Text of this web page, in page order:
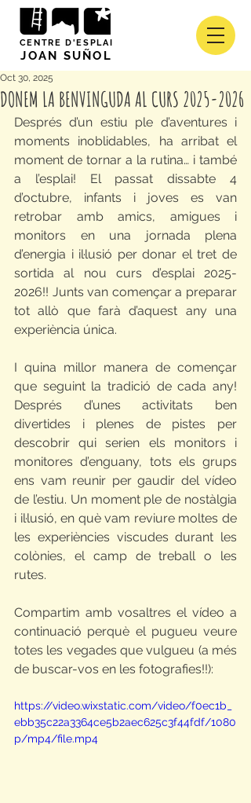
CENTRE D'ESPLAI
JOAN SUÑOL
DONEM LA BENVINGUDA AL CURS 2025-2026
Oct 30, 2025
Després d’un estiu ple d’aventures i
moments inoblidables, ha arribat el
moment de tornar a la rutina… i també
a l’esplai! El passat dissabte 4
d’octubre, infants i joves es van
retrobar amb amics, amigues i
monitors en una jornada plena
d’energia i il·lusió per donar el tret de
sortida al nou curs d’esplai 2025-
2026!! Junts van començar a preparar
tot allò que farà d’aquest any una
experiència única.
I quina millor manera de començar
que seguint la tradició de cada any!
Després d’unes activitats ben
divertides i plenes de pistes per
descobrir qui serien els monitors i
monitores d’enguany, tots els grups
ens vam reunir per gaudir del vídeo
de l’estiu. Un moment ple de nostàlgia
i il·lusió, en què vam reviure moltes de
les experiències viscudes durant les
colònies, el camp de treball o les
rutes.
Compartim amb vosaltres el vídeo a
continuació perquè el pugueu veure
totes les vegades que vulgueu (a més
de buscar-vos en les fotografies!!):
https://video.wixstatic.com/video/f0ec1b_
ebb35c22a3364ce5b2aec625c3f44fdf/1080
p/mp4/file.mp4